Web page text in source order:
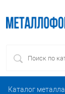
Каталог металла